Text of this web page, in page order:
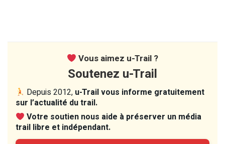
Vous aimez u-Trail ?
Soutenez u-Trail
Depuis 2012, u-Trail vous informe gratuitement
sur l’actualité du trail.
Votre soutien nous aide à préserver un média
trail libre et indépendant.